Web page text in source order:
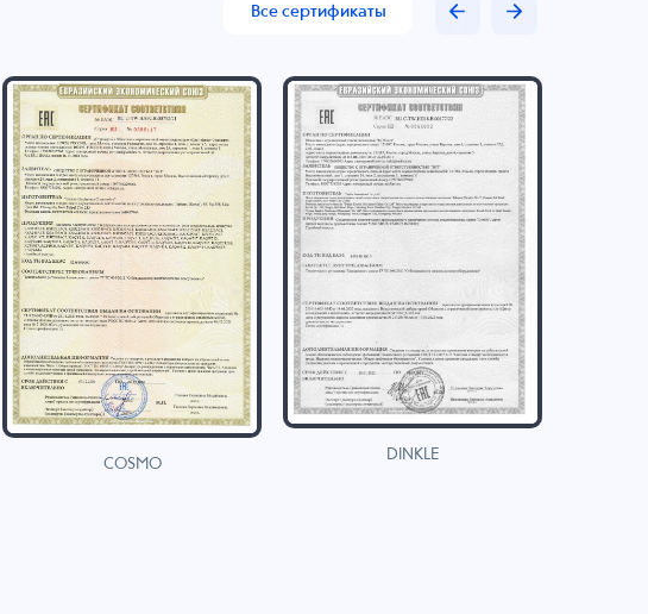
Все сертификаты
COSMO
DINKLE